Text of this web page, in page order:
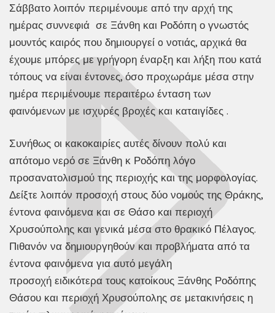
Σάββατο λοιπόν περιμένουμε από την αρχή της
ημέρας συννεφιά σε Ξάνθη και Ροδόπη ο γνωστός
μουντός καιρός που δημιουργεί o νοτιάς, αρχικά θα
έχουμε μπόρες με γρήγορη έναρξη και λήξη που κατά
τόπους να είναι έντονες, όσο προχωράμε μέσα στην
ημέρα περιμένουμε περαιτέρω ένταση των
φαινόμενων με ισχυρές βροχές και καταιγίδες .
Συνήθως οι κακοκαιρίες αυτές δίνουν πολύ και
απότομο νερό σε Ξάνθη κ Ροδόπη λόγο
προσανατολισμού της περιοχής και της μορφολογίας.
Δείξτε λοιπόν προσοχή στους δύο νομούς της Θράκης,
έντονα φαινόμενα και σε Θάσο και περιοχή
Χρυσούπολης και γενικά μέσα στο θρακικό Πέλαγος.
Πιθανόν να δημιουργηθούν και προβλήματα από τα
έντονα φαινόμενα για αυτό μεγάλη
προσοχή ειδικότερα τους κατοίκους Ξάνθης Ροδόπης
Θάσου και περιοχή Χρυσούπολης σε μετακινήσεις η